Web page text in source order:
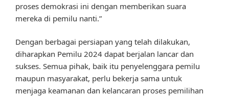
proses demokrasi ini dengan memberikan suara
mereka di pemilu nanti.”
Dengan berbagai persiapan yang telah dilakukan,
diharapkan Pemilu 2024 dapat berjalan lancar dan
sukses. Semua pihak, baik itu penyelenggara pemilu
maupun masyarakat, perlu bekerja sama untuk
menjaga keamanan dan kelancaran proses pemilihan